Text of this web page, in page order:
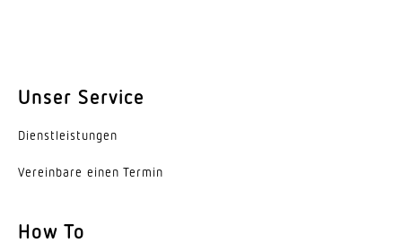
Sockel
Ohne
Passive Thermo Control
Ja
Unser Service
Dienst­leis­tungen
Vereinbare einen Termin
How To